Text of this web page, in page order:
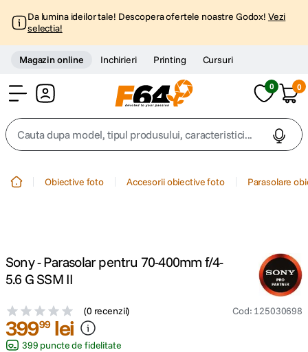
Da lumina ideilor tale! Descopera ofertele noastre Godox! Vezi
selectia!
Magazin online Inchirieri Printing Cursuri
0 0
Cauta dupa model, tipul produsului, caracteristici...
trepied telefon
peak design
5. canon sx740 hs
Obiective foto Accesorii obiective foto Parasolare
Sony - Parasolar pentru 70-400mm f/4-
5.6 G SSM II
(0 recenzii) Cod: 125030698
39999 lei
399 puncte de fidelitate